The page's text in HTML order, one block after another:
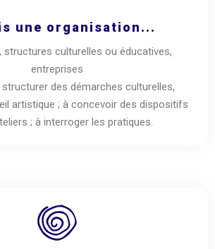
une organisation...
structures culturelles ou éducatives,
entreprises
des démarches culturelles,
artistique ; à concevoir des dispositifs
; à interroger les pratiques.